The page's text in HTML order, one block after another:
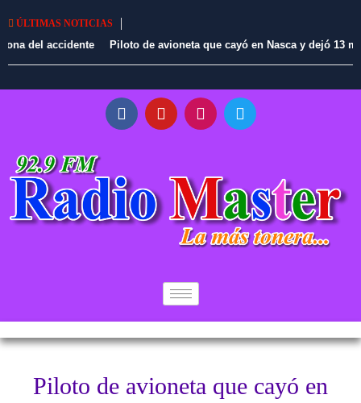
ÚLTIMAS NOTICIAS
Piloto de avioneta que cayó en Nasca y dejó 13 muertos habría
reportado una falla en pleno vuelo, revela titular de Mincetur
Piloto de avioneta que cayó en